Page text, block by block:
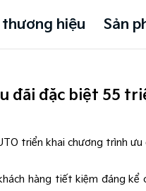
hiệu Sản
đãi đặc biệt 55
triển khai chương trình
hàng tiết kiệm đáng kể